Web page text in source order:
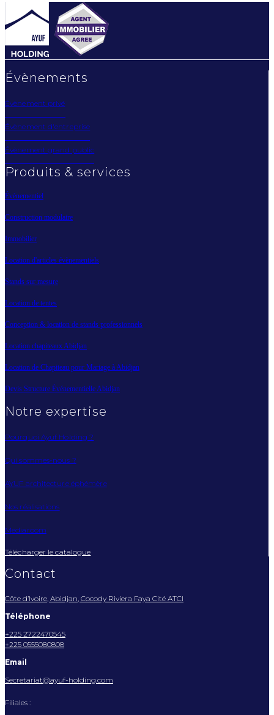
Évènements
Évènement privé
Évènement d'entreprise
Évènement grand public
Produits & services
Évènementiel
Construction modulaire
Immobilier
Location d'articles évènementiels
Stands sur mesure
Location de tentes
Conception & location de stands professionnels
Location chapiteaux Abidjan
Location de Chapiteau pour Mariage à Abidjan
Devis Structure Événementielle Abidjan
Notre expertise
Pourquoi Ayuf Holding ?
Qui sommes-nous ?
AYUF architecture éphémère
Nos réalisations
Mediaroom
Télécharger le catalogue
Contact
Côte d’Ivoire, Abidjan, Cocody Riviera Faya Cité ATCI
Téléphone
+225 2722470545
+225 0555080808
Email
Secretariat@ayuf-holding.com
Filiales :